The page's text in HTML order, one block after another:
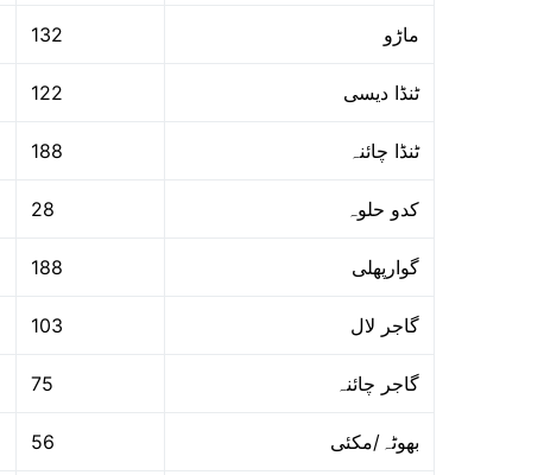
132 ماڑو
122 ٹنڈا دیسی
188 ٹنڈا چائنہ
28 کدو حلوہ
188 گوارپھلی
103 گاجر لال
75 گاجر چائنہ
56 بھوٹہ/مکئی